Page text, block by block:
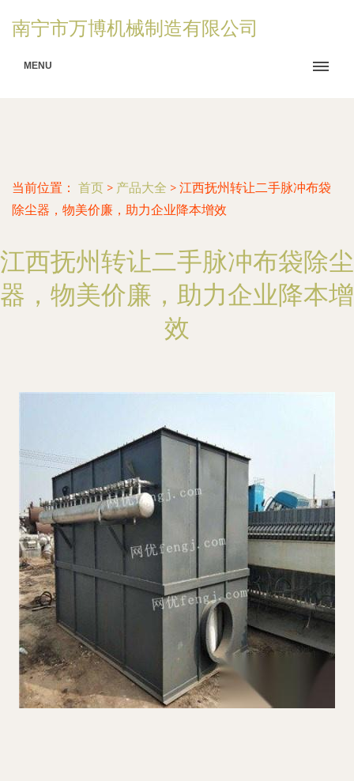
南宁市万博机械制造有限公司
MENU
当前位置： 首页 > 产品大全 > 江西抚州转让二手脉冲布袋
除尘器，物美价廉，助力企业降本增效
江西抚州转让二手脉冲布袋除尘
器，物美价廉，助力企业降本增
效